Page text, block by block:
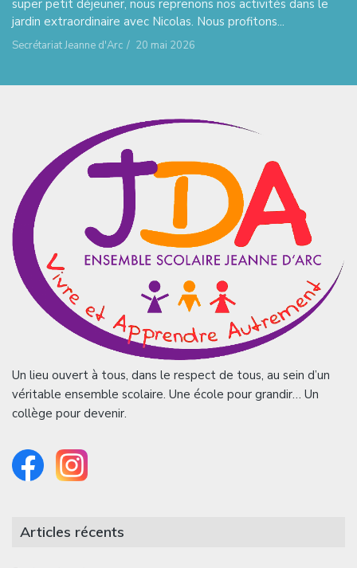
super petit déjeuner, nous reprenons nos activités dans le
jardin extraordinaire avec Nicolas. Nous profitons...
Secrétariat Jeanne d'Arc / 20 mai 2026
Un lieu ouvert à tous, dans le respect de tous, au sein d’un
véritable ensemble scolaire. Une école pour grandir… Un
collège pour devenir.
Articles récents